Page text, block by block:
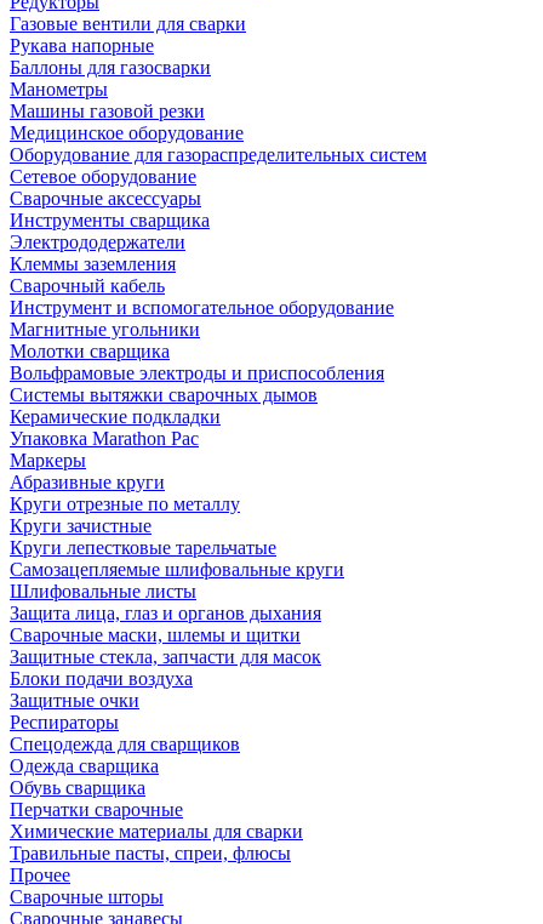
Газовые вентили для сварки
Рукава напорные
Баллоны для газосварки
Манометры
Машины газовой резки
Медицинское оборудование
Оборудование для газораспределительных систем
Сетевое оборудование
Сварочные аксессуары
Инструменты сварщика
Электрододержатели
Клеммы заземления
Сварочный кабель
Инструмент и вспомогательное оборудование
Магнитные угольники
Молотки сварщика
Вольфрамовые электроды и приспособления
Системы вытяжки сварочных дымов
Керамические подкладки
Упаковка Marathon Pac
Маркеры
Абразивные круги
Круги отрезные по металлу
Круги зачистные
Круги лепестковые тарельчатые
Самозацепляемые шлифовальные круги
Шлифовальные листы
Защита лица, глаз и органов дыхания
Сварочные маски, шлемы и щитки
Защитные стекла, запчасти для масок
Блоки подачи воздуха
Защитные очки
Респираторы
Спецодежда для сварщиков
Одежда сварщика
Обувь сварщика
Перчатки сварочные
Химические материалы для сварки
Травильные пасты, спреи, флюсы
Прочее
Сварочные шторы
Сварочные занавесы